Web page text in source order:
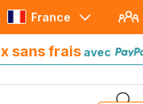
France
sans frais avec
avec Paypal